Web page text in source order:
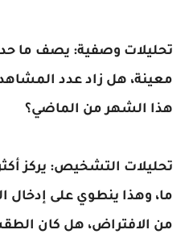
تحليلات وصفية: يصف ما
معينة، هل زاد عدد
هذا الشهر من الماضي؟
تحليلات التشخيص: يركز
ما، وهذا ينطوي على إدخال
من الافتراض، هل كان